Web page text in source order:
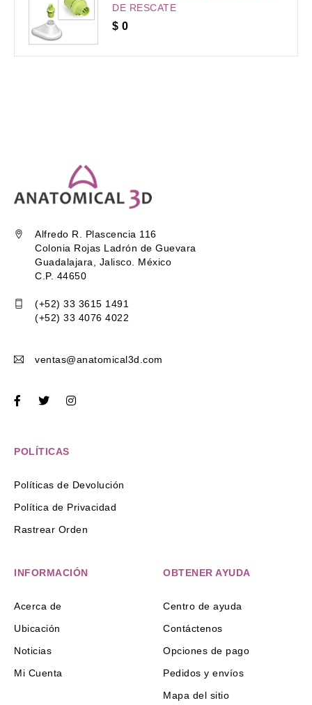
DE RESCATE
$ 0
Alfredo R. Plascencia 116
Colonia Rojas Ladrón de Guevara
Guadalajara, Jalisco. México
C.P. 44650
(+52) 33 3615 1491
(+52) 33 4076 4022
ventas@anatomical3d.com
POLÍTICAS
Políticas de Devolución
Política de Privacidad
Rastrear Orden
INFORMACIÓN
Acerca de
Ubicación
Noticias
Mi Cuenta
OBTENER AYUDA
Centro de ayuda
Contáctenos
Opciones de pago
Pedidos y envíos
Mapa del sitio